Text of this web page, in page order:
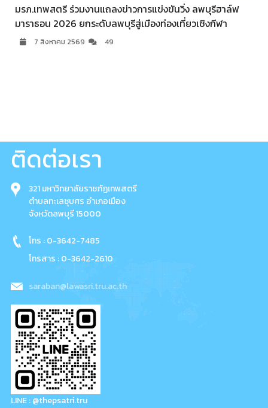
มรภ.เทพสตรี ร่วมงานแถลงข่าวการแข่งขันวิ่ง ลพบุรีฮาล์ฟ
มาราธอน 2026 ยกระดับลพบุรีสู่เมืองท่องเที่ยวเชิงกีฬา
7 สิงหาคม 2569 49
ติดต่อเรา
321 มหาวิทยาลัยราชภัฏเทพสตรี
ตำบลทะเลชุบศร อำเภอเมือง
จังหวัดลพบุรี 15000
โทร : 0-3642-7485
โทรสาร : 0-3642-2610
saraban@lawasri.tru.ac.th
LINE : @thepsatri.tru